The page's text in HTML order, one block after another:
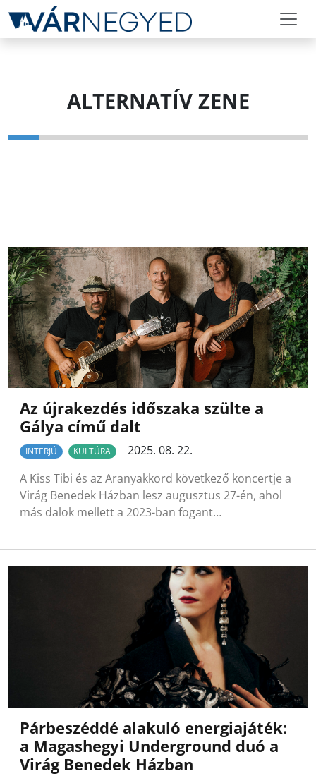
ALTERNATÍV ZENE
Az újrakezdés időszaka szülte a
Gálya című dalt
INTERJÚ KULTÚRA
2025. 08. 22.
A Kiss Tibi és az Aranyakkord következő koncertje a
Virág Benedek Házban lesz augusztus 27-én, ahol
más dalok mellett a 2023-ban fogant…
Párbeszéddé alakuló energiajáték:
a Magashegyi Underground duó a
Virág Benedek Házban